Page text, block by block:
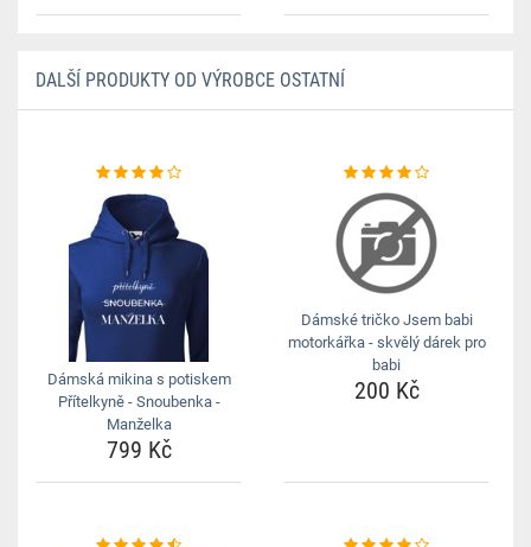
DALŠÍ PRODUKTY OD VÝROBCE OSTATNÍ
Dámská mikina s potiskem
Přítelkyně - Snoubenka -
Manželka
799 Kč
Dámské tričko Jsem babi
motorkářka - skvělý dárek pro
babi
200 Kč